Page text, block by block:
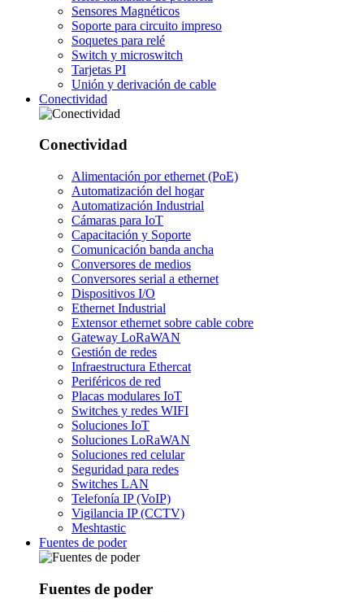
Sensores Magnéticos
Soporte para circuito impreso
Soquetes para relé
Switch y microswitch
Tarjetas PI
Unión y derivación de cable
Conectividad
Conectividad
Alimentación por ethernet (PoE)
Automatización del hogar
Automatización Industrial
Cámaras para IoT
Capacitación y Soporte
Comunicación banda ancha
Conversores de medios
Conversores serial a ethernet
Dispositivos I/O
Ethernet Industrial
Extensor ethernet sobre cable cobre
Gateway LoRaWAN
Gestión de redes
Infraestructura Ethercat
Periféricos de red
Placas modulares IoT
Switches y redes WIFI
Soluciones IoT
Soluciones LoRaWAN
Soluciones red celular
Seguridad para redes
Switches LAN
Telefonía IP (VoIP)
Vigilancia IP (CCTV)
Meshtastic
Fuentes de poder
Fuentes de poder